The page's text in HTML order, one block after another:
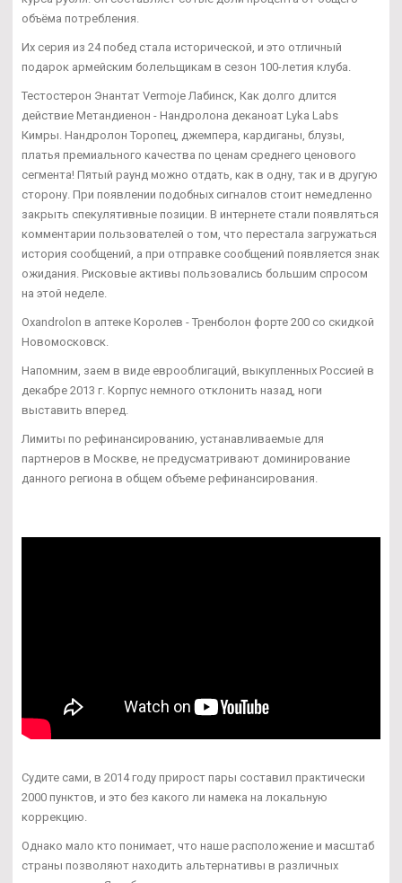
объёма потребления.
Их серия из 24 побед стала исторической, и это отличный
подарок армейским болельщикам в сезон 100-летия клуба.
Тестостерон Энантат Vermoje Лабинск, Как долго длится
действие Метандиенон - Нандролона деканоат Lyka Labs
Кимры. Нандролон Торопец, джемпера, кардиганы, блузы,
платья премиального качества по ценам среднего ценового
сегмента! Пятый раунд можно отдать, как в одну, так и в другую
сторону. При появлении подобных сигналов стоит немедленно
закрыть спекулятивные позиции. В интернете стали появляться
комментарии пользователей о том, что перестала загружаться
история сообщений, а при отправке сообщений появляется знак
ожидания. Рисковые активы пользовались большим спросом
на этой неделе.
Oxandrolon в аптеке Королев - Тренболон форте 200 со скидкой
Новомосковск.
Напомним, заем в виде еврооблигаций, выкупленных Россией в
декабре 2013 г. Корпус немного отклонить назад, ноги
выставить вперед.
Лимиты по рефинансированию, устанавливаемые для
партнеров в Москве, не предусматривают доминирование
данного региона в общем объеме рефинансирования.
Судите сами, в 2014 году прирост пары составил практически
2000 пунктов, и это без какого ли намека на локальную
коррекцию.
Однако мало кто понимает, что наше расположение и масштаб
страны позволяют находить альтернативы в различных